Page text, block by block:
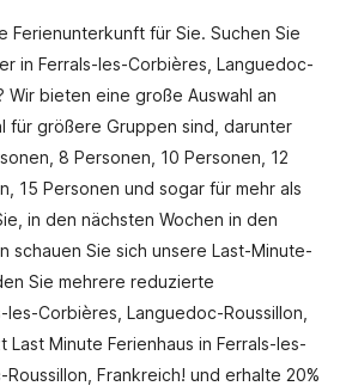
Ferienunterkunft für Sie. Suchen Sie
in Ferrals-les-Corbières, Languedoc-
Wir bieten eine große Auswahl an
für größere Gruppen sind, darunter
8 Personen, 10 Personen, 12
15 Personen und sogar für mehr als
in den nächsten Wochen in den
schauen Sie sich unsere Last-Minute-
Sie mehrere reduzierte
les-Corbières, Languedoc-Roussillon,
Last Minute Ferienhaus in Ferrals-les-
Frankreich! und erhalte 20%